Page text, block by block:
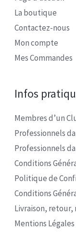
La boutique
Contactez-nous
Mon compte
Mes Commandes
Infos
Membres d’un
Professionnels
Professionnels
Conditions
Politique de
Conditions
Livraison,
Mentions Légales